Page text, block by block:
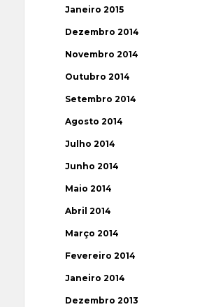
Janeiro 2015
Dezembro 2014
Novembro 2014
Outubro 2014
Setembro 2014
Agosto 2014
Julho 2014
Junho 2014
Maio 2014
Abril 2014
Março 2014
Fevereiro 2014
Janeiro 2014
Dezembro 2013